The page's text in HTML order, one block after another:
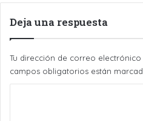
Deja una respuesta
Tu dirección de correo electrónico
campos obligatorios están